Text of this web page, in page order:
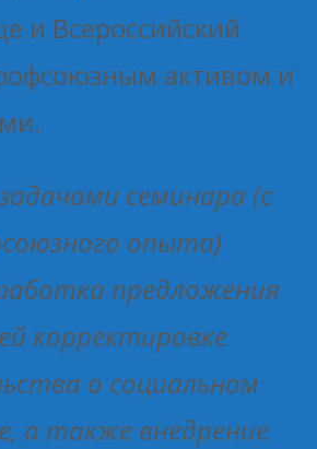
и Всероссийский
активом и
семинара (с
опыта)
предложения
корректировке
о социальном
а также внедрение